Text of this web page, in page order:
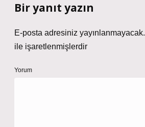
Bir yanıt yazın
E-posta adresiniz yayınlanmayacak.
ile işaretlenmişlerdir
Yorum